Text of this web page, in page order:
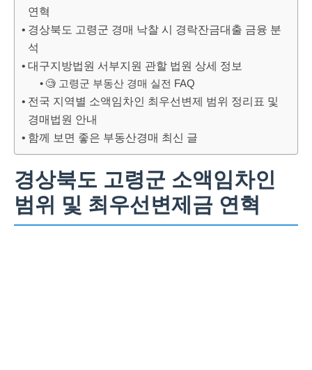
연혁
경상북도 고령군 경매 낙찰 시 경락잔금대출 금융 분
석
대구지방법원 서부지원 관할 법원 상세 정보
🧐 고령군 부동산 경매 실전 FAQ
전국 지역별 소액임차인 최우선변제 범위 정리표 및
경매법원 안내
함께 보면 좋은 부동산경매 최신 글
경상북도 고령군 소액임차인
범위 및 최우선변제금 연혁